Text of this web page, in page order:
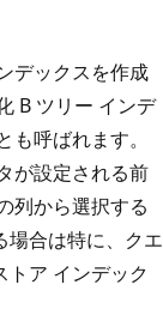
デックスを作成
B ツリー インデ
呼ばれます。
が設定される前
列から選択する
場合は特に、クエ
トア インデック